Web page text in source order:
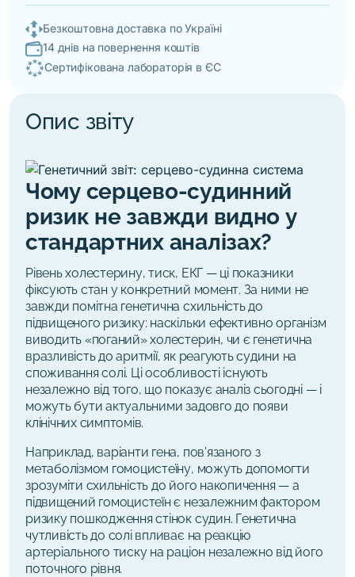
Безкоштовна доставка по Україні
14 днів на повернення коштів
Сертифікована лабораторія в ЄС
Опис звіту
Чому серцево-судинний
ризик не завжди видно у
стандартних аналізах?
Рівень холестерину, тиск, ЕКГ — ці показники
фіксують стан у конкретний момент. За ними не
завжди помітна генетична схильність до
підвищеного ризику: наскільки ефективно організм
виводить «поганий» холестерин, чи є генетична
вразливість до аритмії, як реагують судини на
споживання солі. Ці особливості існують
незалежно від того, що показує аналіз сьогодні — і
можуть бути актуальними задовго до появи
клінічних симптомів.
Наприклад, варіанти гена, пов'язаного з
метаболізмом гомоцистеїну, можуть допомогти
зрозуміти схильність до його накопичення — а
підвищений гомоцистеїн є незалежним фактором
ризику пошкодження стінок судин. Генетична
чутливість до солі впливає на реакцію
артеріального тиску на раціон незалежно від його
поточного рівня.